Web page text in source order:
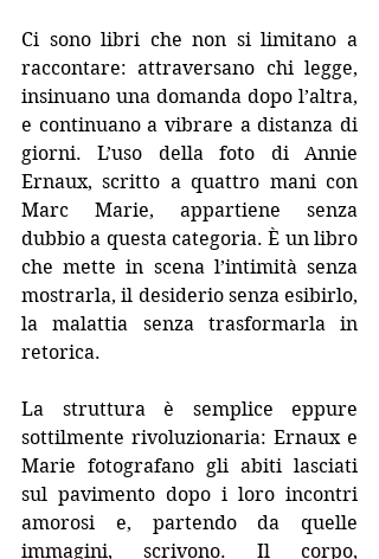
Ci sono libri che non si limitano a
raccontare: attraversano chi legge,
insinuano una domanda dopo l’altra,
e continuano a vibrare a distanza di
giorni. L’uso della foto di Annie
Ernaux, scritto a quattro mani con
Marc Marie, appartiene senza
dubbio a questa categoria. È un libro
che mette in scena l’intimità senza
mostrarla, il desiderio senza esibirlo,
la malattia senza trasformarla in
retorica.
La struttura è semplice eppure
sottilmente rivoluzionaria: Ernaux e
Marie fotografano gli abiti lasciati
sul pavimento dopo i loro incontri
amorosi e, partendo da quelle
immagini, scrivono. Il corpo,